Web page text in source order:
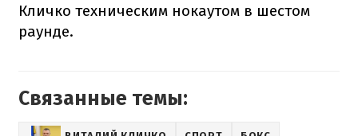
Кличко техническим нокаутом в шестом
раунде.
Связанные темы: